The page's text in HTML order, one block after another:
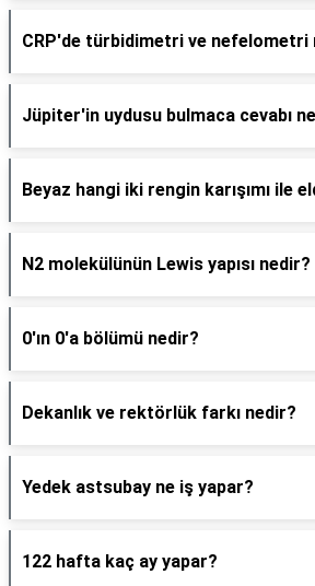
CRP'de türbidimetri ve nefelometri
Jüpiter'in uydusu bulmaca cevabı
Beyaz hangi iki rengin karışımı ile
N2 molekülünün Lewis yapısı nedir?
0'ın 0'a bölümü nedir?
Dekanlık ve rektörlük farkı nedir?
Yedek astsubay ne iş yapar?
122 hafta kaç ay yapar?